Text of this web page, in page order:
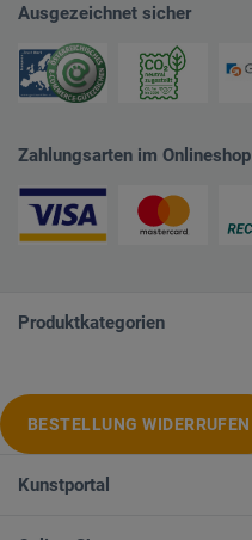
Ausgezeichnet sicher
Zahlungsarten im Onlineshop
Produktkategorien
BESTELLUNG WIDERRUFEN
Kunstportal